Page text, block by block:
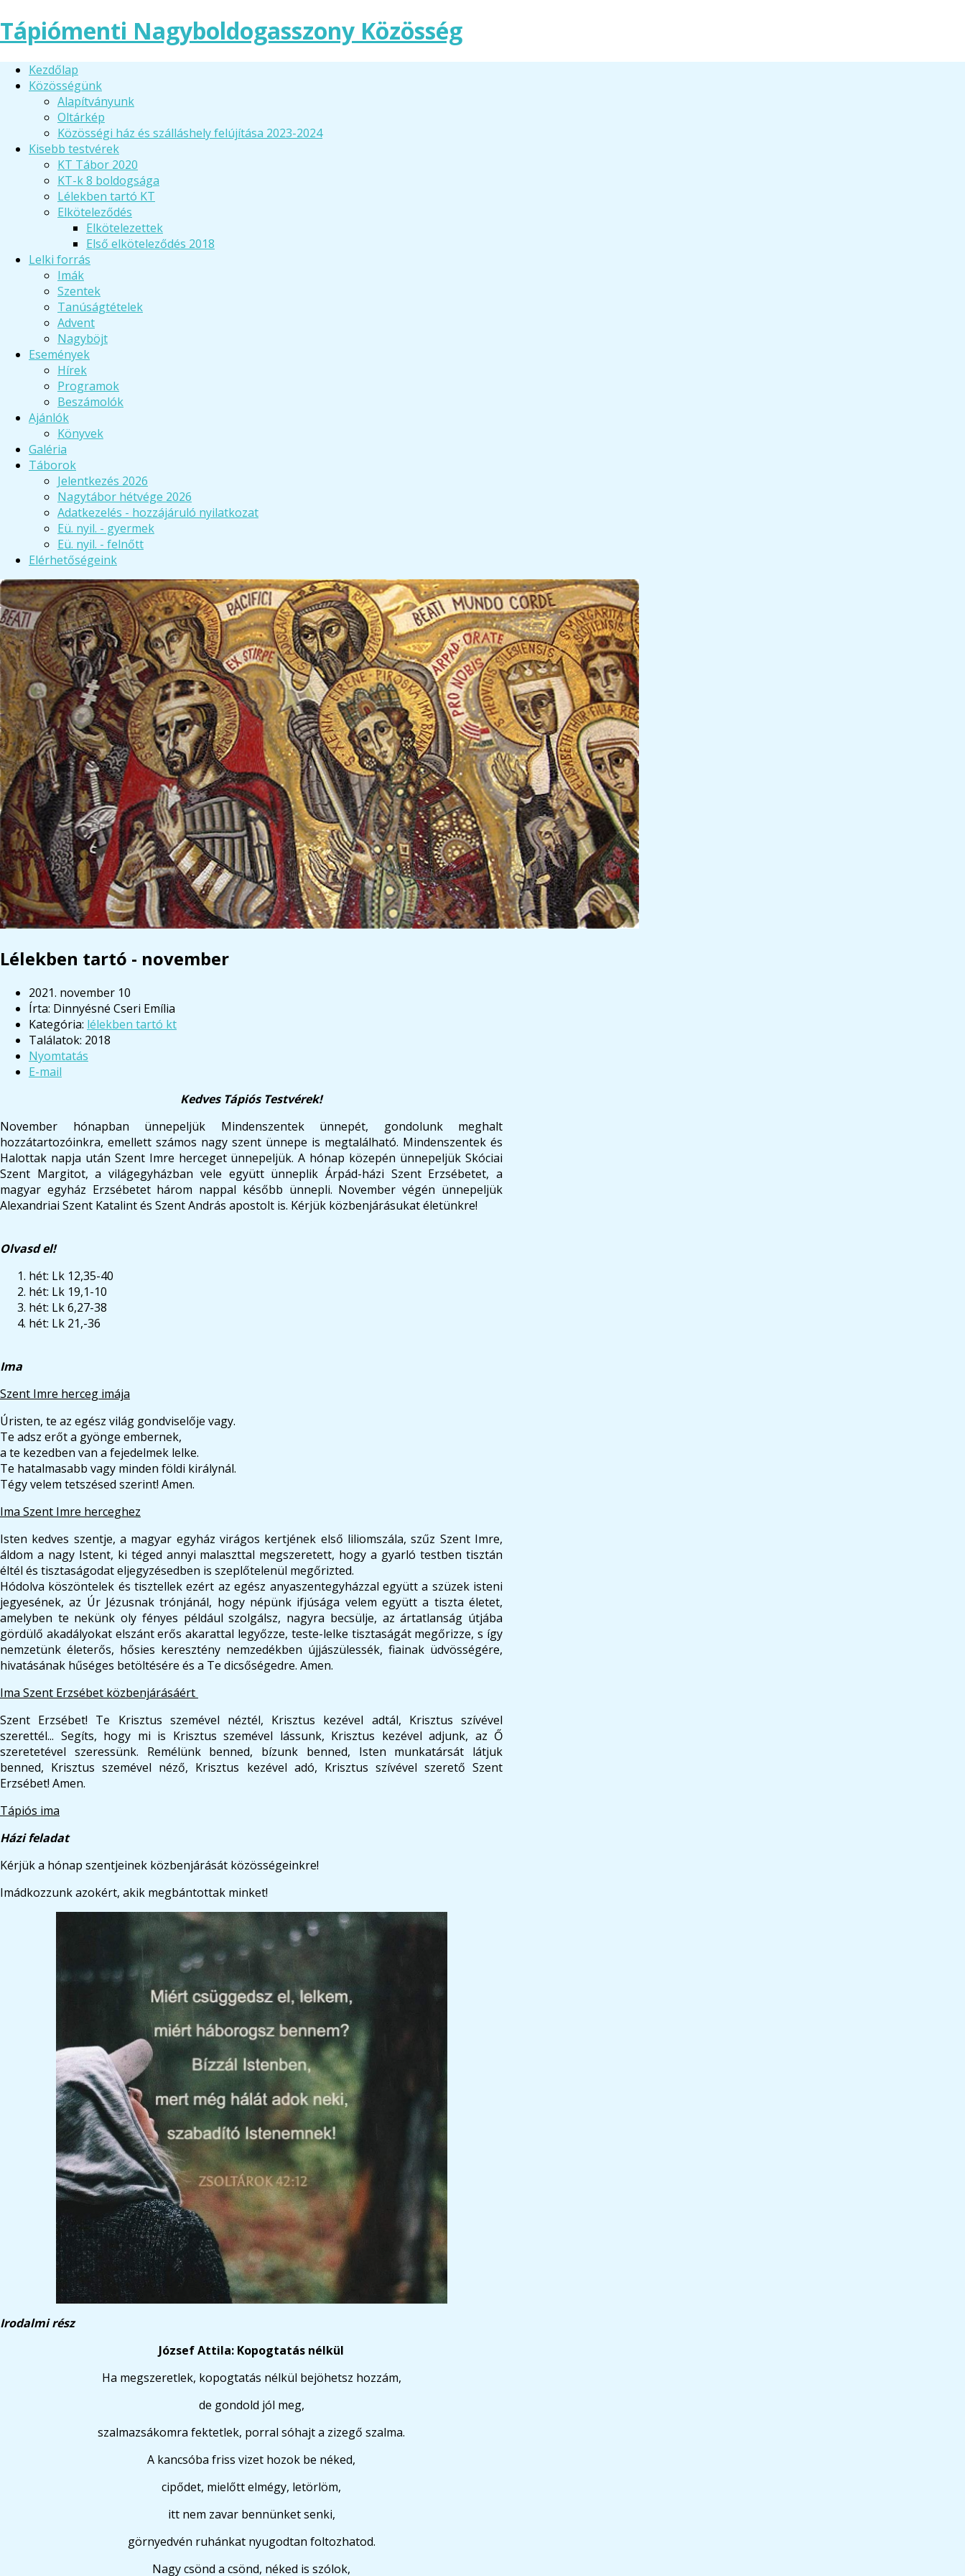
Tápiómenti Nagyboldogasszony Közösség
Kezdőlap
Közösségünk
Alapítványunk
Oltárkép
Közösségi ház és szálláshely felújítása 2023-2024
Kisebb testvérek
KT Tábor 2020
KT-k 8 boldogsága
Lélekben tartó KT
Elköteleződés
Elkötelezettek
Első elköteleződés 2018
Lelki forrás
Imák
Szentek
Tanúságtételek
Advent
Nagyböjt
Események
Hírek
Programok
Beszámolók
Ajánlók
Könyvek
Galéria
Táborok
Jelentkezés 2026
Nagytábor hétvége 2026
Adatkezelés - hozzájáruló nyilatkozat
Eü. nyil. - gyermek
Eü. nyil. - felnőtt
Elérhetőségeink
Lélekben tartó - november
2021. november 10
Írta: Dinnyésné Cseri Emília
Kategória: lélekben tartó kt
Találatok: 2018
Nyomtatás
E-mail
Kedves Tápiós Testvérek!
November hónapban ünnepeljük Mindenszentek ünnepét, gondolunk meghalt
hozzátartozóinkra, emellett számos nagy szent ünnepe is megtalálható. Mindenszentek és
Halottak napja után Szent Imre herceget ünnepeljük. A hónap közepén ünnepeljük Skóciai
Szent Margitot, a világegyházban vele együtt ünneplik Árpád-házi Szent Erzsébetet, a
magyar egyház Erzsébetet három nappal később ünnepli. November végén ünnepeljük
Alexandriai Szent Katalint és Szent András apostolt is. Kérjük közbenjárásukat életünkre!
Olvasd el!
hét: Lk 12,35-40
hét: Lk 19,1-10
hét: Lk 6,27-38
hét: Lk 21,-36
Ima
Szent Imre herceg imája
Úristen, te az egész világ gondviselője vagy.
Te adsz erőt a gyönge embernek,
a te kezedben van a fejedelmek lelke.
Te hatalmasabb vagy minden földi királynál.
Tégy velem tetszésed szerint! Amen.
Ima Szent Imre herceghez
Isten kedves szentje, a magyar egyház virágos kertjének első liliomszála, szűz Szent Imre,
áldom a nagy Istent, ki téged annyi malaszttal megszeretett, hogy a gyarló testben tisztán
éltél és tisztaságodat eljegyzésedben is szeplőtelenül megőrizted.
Hódolva köszöntelek és tisztellek ezért az egész anyaszentegyházzal együtt a szüzek isteni
jegyesének, az Úr Jézusnak trónjánál, hogy népünk ifjúsága velem együtt a tiszta életet,
amelyben te nekünk oly fényes például szolgálsz, nagyra becsülje, az ártatlanság útjába
gördülő akadályokat elszánt erős akarattal legyőzze, teste-lelke tisztaságát megőrizze, s így
nemzetünk életerős, hősies keresztény nemzedékben újjászülessék, fiainak üdvösségére,
hivatásának hűséges betöltésére és a Te dicsőségedre. Amen.
Ima Szent Erzsébet közbenjárásáért
Szent Erzsébet! Te Krisztus szemével néztél, Krisztus kezével adtál, Krisztus szívével
szerettél... Segíts, hogy mi is Krisztus szemével lássunk, Krisztus kezével adjunk, az Ő
szeretetével szeressünk. Remélünk benned, bízunk benned, Isten munkatársát látjuk
benned, Krisztus szemével néző, Krisztus kezével adó, Krisztus szívével szerető Szent
Erzsébet! Amen.
Tápiós ima
Házi feladat
Kérjük a hónap szentjeinek közbenjárását közösségeinkre!
Imádkozzunk azokért, akik megbántottak minket!
Irodalmi rész
József Attila: Kopogtatás nélkül
Ha megszeretlek, kopogtatás nélkül bejöhetsz hozzám,
de gondold jól meg,
szalmazsákomra fektetlek, porral sóhajt a zizegő szalma.
A kancsóba friss vizet hozok be néked,
cipődet, mielőtt elmégy, letörlöm,
itt nem zavar bennünket senki,
görnyedvén ruhánkat nyugodtan foltozhatod.
Nagy csönd a csönd, néked is szólok,